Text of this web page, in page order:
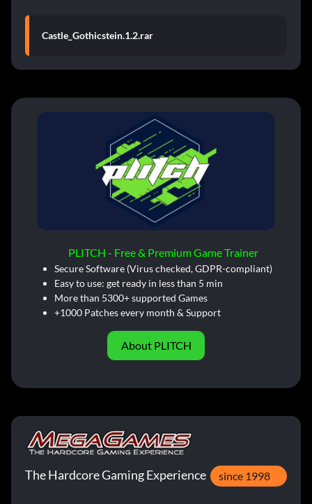
Castle_Gothicstein.1.2.rar
PLITCH - Free & Premium Game Trainer
Secure Software (Virus checked, GDPR-compliant)
Easy to use: get ready in less than 5 min
More than 5300+ supported Games
+1000 Patches every month & Support
About PLITCH
The Hardcore Gaming Experience since 1998